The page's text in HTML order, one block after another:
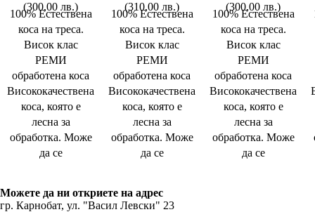
(300,00 лв.)
100% Естествена
коса на треса.
Висок клас
РЕМИ
обработена коса
Висококачествена
коса, която е
лесна за
обработка. Може
да се
(310,00 лв.)
100% Естествена
коса на треса.
Висок клас
РЕМИ
обработена коса
Висококачествена
коса, която е
лесна за
обработка. Може
да се
(300,00 лв.)
100% Естествена
коса на треса.
Висок клас
РЕМИ
обработена коса
Висококачествена
коса, която е
лесна за
обработка. Може
да се
Можете да ни откриете на адрес
гр. Карнобат, ул. "Васил Левски" 23